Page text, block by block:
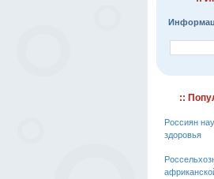
::
Россиян
здоровья